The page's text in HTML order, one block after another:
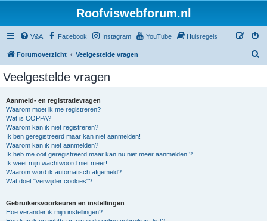
Roofviswebforum.nl
V&A Facebook Instagram YouTube Huisregels
Forumoverzicht Veelgestelde vragen
Veelgestelde vragen
Aanmeld- en registratievragen
Waarom moet ik me registreren?
Wat is COPPA?
Waarom kan ik niet registreren?
Ik ben geregistreerd maar kan niet aanmelden!
Waarom kan ik niet aanmelden?
Ik heb me ooit geregistreerd maar kan nu niet meer aanmelden!?
Ik weet mijn wachtwoord niet meer!
Waarom word ik automatisch afgemeld?
Wat doet "verwijder cookies"?
Gebruikersvoorkeuren en instellingen
Hoe verander ik mijn instellingen?